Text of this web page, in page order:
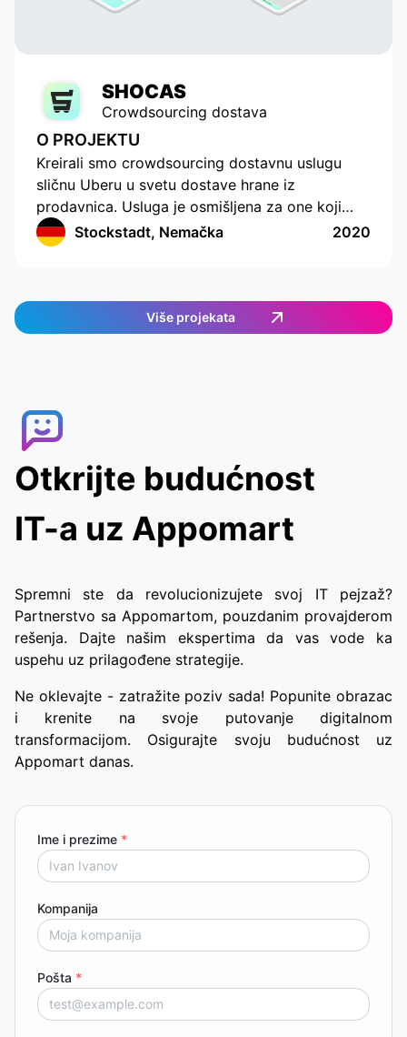
SHOCAS
Crowdsourcing dostava
O PROJEKTU
Kreirali smo crowdsourcing dostavnu uslugu
sličnu Uberu u svetu dostave hrane iz
prodavnica. Usluga je osmišljena za one koji
nemaju vremena ili mogućnosti da sami kupuju
hranu. Aplikacija ima moderno sučelje s
jednostavan i efikasan način naručivanja hrane.
Korisnici mogu odabrati željene artikle, a zatim
brzo i praktično dobijanje hrane.
Stockstadt, Nemačka 2020
Više projekata
Otkrijte budućnost
IT-a uz Appomart
Spremni ste da revolucionizujete svoj IT pejzaž?
Partnerstvo sa Appomartom, pouzdanim provajderom
rešenja. Dajte našim ekspertima da vas vode ka
uspehu uz prilagođene strategije.
Ne oklevajte - zatražite poziv sada! Popunite obrazac
i krenite na svoje putovanje digitalnom
transformacijom. Osigurajte svoju budućnost uz
Appomart danas.
Ime i prezime *
Kompanija
Pošta *